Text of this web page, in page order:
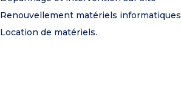
Renouvellement matériels
Location de matériels.